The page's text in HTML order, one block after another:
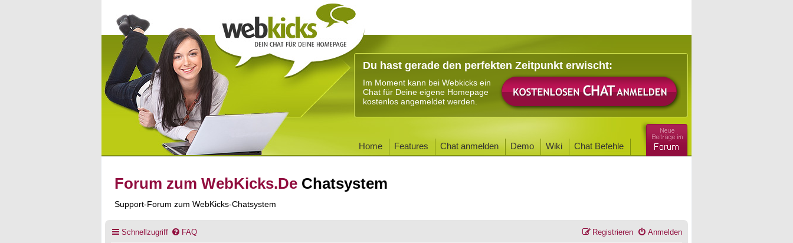
Du hast gerade den perfekten Zeitpunkt erwischt:
Im Moment kann bei Webkicks ein
Chat für Deine eigene Homepage
kostenlos angemeldet werden.
Home Features Chat anmelden Demo Wiki Chat Befehle
Forum zum WebKicks.De Chatsystem
Support-Forum zum WebKicks-Chatsystem
Schnellzugriff FAQ Anmelden
Registrieren